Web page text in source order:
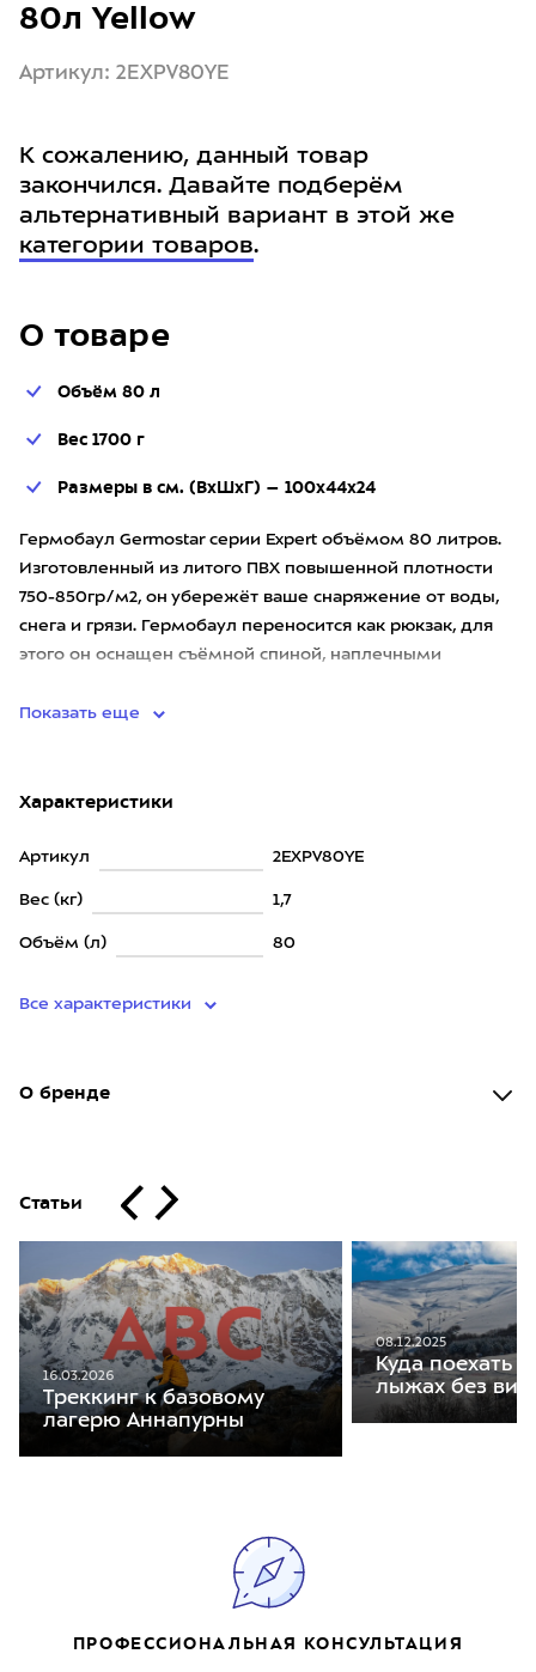
О товаре
Объём 80 л
Вес 1700 г
Размеры в см. (ВхШхГ) – 100х44х24
Гермобаул Germostar серии Expert объёмом 80 литров.
Изготовленный из литого ПВХ повышенной плотности
750-850гр/м2, он убережёт ваше снаряжение от воды,
снега и грязи. Гермобаул переносится как рюкзак, для
этого он оснащен съёмной спиной, наплечными
Показать еще
Характеристики
Артикул 2EXPV80YE
Вес (кг) 1,7
Объём (л) 80
Все характеристики
О бренде
Статьи
16.03.2026
Треккинг к базовому
лагерю Аннапурны
08.12.2025
Куда поехать
лыжах без
80л Yellow
Артикул: 2EXPV80YE
К сожалению, данный товар
закончился. Давайте подберём
альтернативный вариант в этой же
категории товаров.
ПРОФЕССИОНАЛЬНАЯ КОНСУЛЬТАЦИЯ